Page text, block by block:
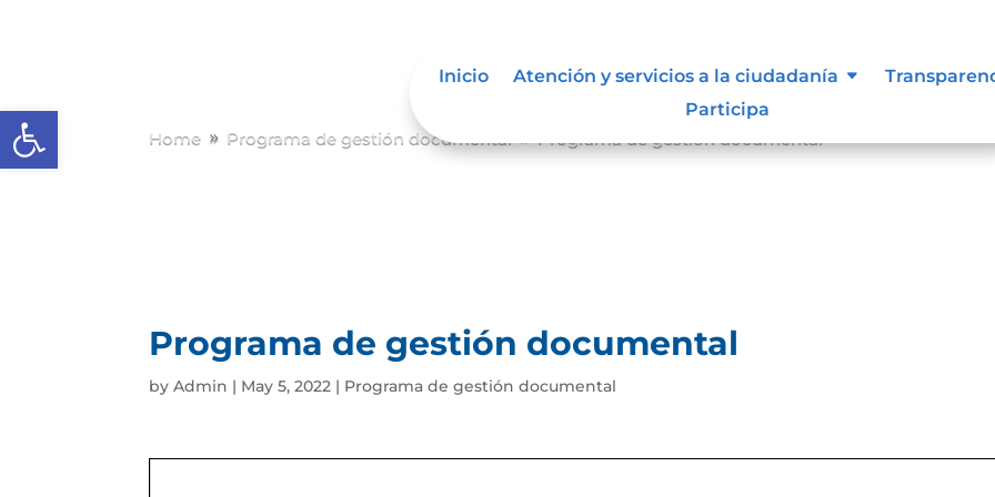
Abrir barra de herramientas
Inicio Atención y servicios a la ciudadanía
Participa
Home 9 Programa de gestión documental
Programa de gestión documental
byAdmin | May 5, 2022 | Programa de gestión documental